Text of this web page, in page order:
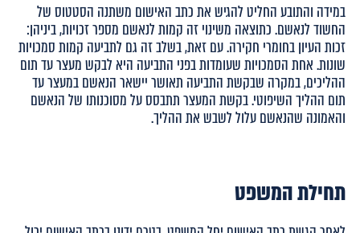
במידה והתובע החליט להגיש את כתב האישום משתנה הסטטוס של
החשוד לנאשם. כתוצאה משינוי זה קמות לנאשם מספר זכויות, ביניהן:
זכות העיון בחומרי חקירה. עם זאת, בשלב זה גם לתביעה קמות סמכויות
שונות. אחת הסמכויות שעומדות בפני התביעה היא לבקש מעצר עד תום
ההליכים, במקרה שבקשת התביעה תאושר יישאר הנאשם במעצר עד
תום ההליך השיפוטי. בקשת המעצר תתבסס על מסוכנותו של הנאשם
והאמונה שהנאשם עלול לשבש את ההליך.
תחילת המשפט